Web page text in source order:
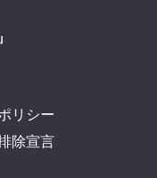
リシー
除宣言